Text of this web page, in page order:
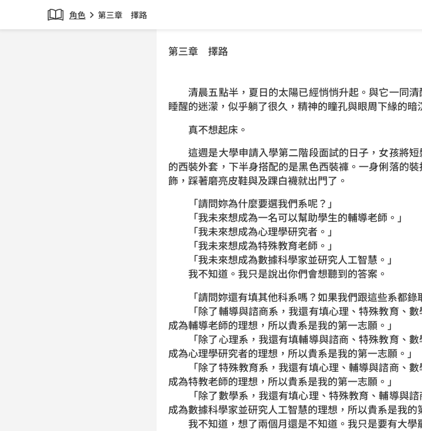
角色 chevron_right 第三章 擇路
第三章 擇路
清晨五點半，夏日的太陽已經悄悄升起。與它一同清
睡醒的迷濛，似乎躺了很久，精神的瞳孔與眼周下緣的
真不想起床。
這週是大學申請入學第二階段面試的日子，女孩將短
的西裝外套，下半身搭配的是黑色西裝褲。一身俐落的
飾，踩著磨亮皮鞋與及踝白襪就出門了。
「請問妳為什麼要選我們系呢？」
「我未來想成為一名可以幫助學生的輔導老師。」
「我未來想成為心理學研究者。」
「我未來想成為特殊教育老師。」
「我未來想成為數據科學家並研究人工智慧。」
我不知道。我只是說出你們會想聽到的答案。
「請問妳還有填其他科系嗎？如果我們跟這些系都錄
「除了輔導與諮商系，我還有填心理、特殊教育、數
成為輔導老師的理想，所以貴系是我的第一志願。」
「除了心理系，我還有填輔導與諮商、特殊教育、數
成為心理學研究者的理想，所以貴系是我的第一志願。」
「除了特殊教育系，我還有填心理、輔導與諮商、數
成為特教老師的理想，所以貴系是我的第一志願。」
「除了數學系，我還有填心理、特殊教育、輔導與諮
成為數據科學家並研究人工智慧的理想，所以貴系是我的
我不知道，想了兩個月還是不知道。我只是要有大學